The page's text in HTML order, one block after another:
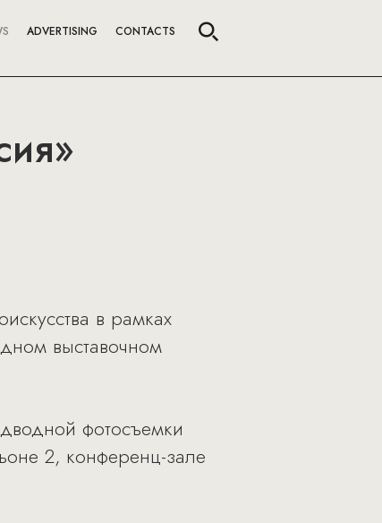
ADVERTISING CONTACTS
в рамках
выставочном
фотосъемки
2, конференц-зале